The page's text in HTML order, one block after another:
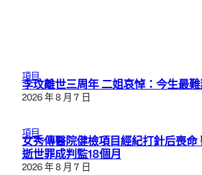
項目
李玟離世三周年 二姐哀悼：今生最
2026 年 8 月 7 日
項目
女秀傳醫院健檢項目經紀打針后喪命
逝世罪成判監18個月
2026 年 8 月 7 日